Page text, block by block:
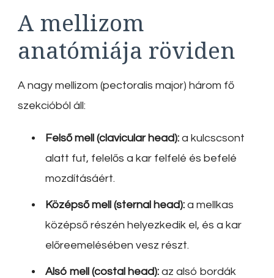
A mellizom
anatómiája röviden
A nagy mellizom (pectoralis major) három fő
szekcióból áll:
Felső mell (clavicular head): a kulcscsont
alatt fut, felelős a kar felfelé és befelé
mozdításáért.
Középső mell (sternal head): a mellkas
középső részén helyezkedik el, és a kar
előreemelésében vesz részt.
Alsó mell (costal head): az alsó bordák